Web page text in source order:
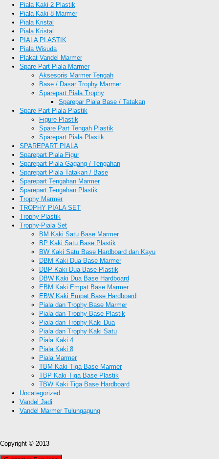
Piala Kaki 2 Plastik
Piala Kaki 8 Marmer
Piala Kristal
Piala Kristal
PIALA PLASTIK
Piala Wisuda
Plakat Vandel Marmer
Spare Part Piala Marmer
Aksesoris Marmer Tengah
Base / Dasar Trophy Marmer
Sparepart Piala Trophy
Sparepar Piala Base / Tatakan
Spare Part Piala Plastik
Figure Plastik
Spare Part Tengah Plastik
Sparepart Piala Plastik
SPAREPART PIALA
Sparepart Piala Figur
Sparepart Piala Gagang / Tengahan
Sparepart Piala Tatakan / Base
Sparepart Tengahan Marmer
Sparepart Tengahan Plastik
Trophy Marmer
TROPHY PIALA SET
Trophy Plastik
Trophy-Piala Set
BM Kaki Satu Base Marmer
BP Kaki Satu Base Plastik
BW Kaki Satu Base Hardboard dan Kayu
DBM Kaki Dua Base Marmer
DBP Kaki Dua Base Plastik
DBW Kaki Dua Base Hardboard
EBM Kaki Empat Base Marmer
EBW Kaki Empat Base Hardboard
Piala dan Trophy Base Marmer
Piala dan Trophy Base Plastik
Piala dan Trophy Kaki Dua
Piala dan Trophy Kaki Satu
Piala Kaki 4
Piala Kaki 8
Piala Marmer
TBM Kaki Tiga Base Marmer
TBP Kaki Tiga Base Plastik
TBW Kaki Tiga Base Hardboard
Uncategorized
Vandel Jadi
Vandel Marmer Tulungagung
Copyright © 2013